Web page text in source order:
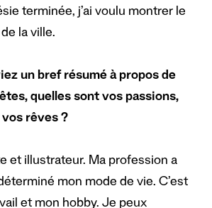
terminée, j’ai voulu montrer le
la ville.
un bref résumé à propos de
quelles sont vos passions,
rêves ?
et illustrateur. Ma profession a
mon mode de vie. C’est
et mon hobby. Je peux